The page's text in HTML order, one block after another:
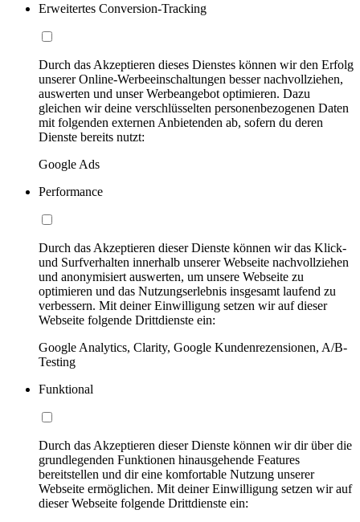
Erweitertes Conversion-Tracking
Durch das Akzeptieren dieses Dienstes können wir den Erfolg
unserer Online-Werbeeinschaltungen besser nachvollziehen,
auswerten und unser Werbeangebot optimieren. Dazu
gleichen wir deine verschlüsselten personenbezogenen Daten
mit folgenden externen Anbietenden ab, sofern du deren
Dienste bereits nutzt:
Google Ads
Performance
Durch das Akzeptieren dieser Dienste können wir das Klick-
und Surfverhalten innerhalb unserer Webseite nachvollziehen
und anonymisiert auswerten, um unsere Webseite zu
optimieren und das Nutzungserlebnis insgesamt laufend zu
verbessern. Mit deiner Einwilligung setzen wir auf dieser
Webseite folgende Drittdienste ein:
Google Analytics, Clarity, Google Kundenrezensionen, A/B-
Testing
Funktional
Durch das Akzeptieren dieser Dienste können wir dir über die
grundlegenden Funktionen hinausgehende Features
bereitstellen und dir eine komfortable Nutzung unserer
Webseite ermöglichen. Mit deiner Einwilligung setzen wir auf
dieser Webseite folgende Drittdienste ein: